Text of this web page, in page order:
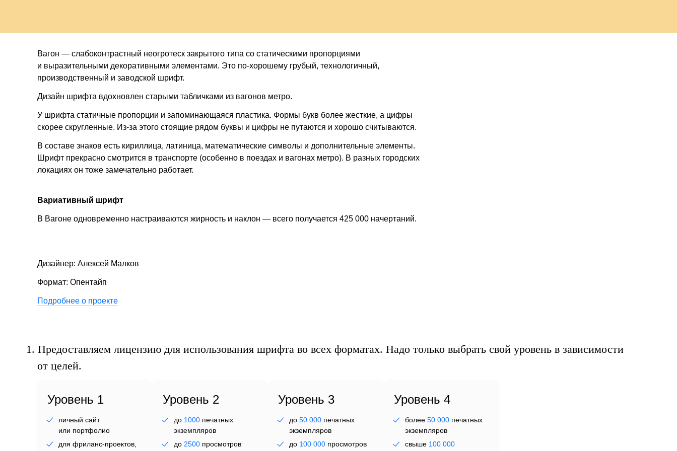
мягких
Вагон — слабоконтрастный неогротеск закрытого типа со статическими пропорциями
и выразительными декоративными элементами. Это по-хорошему грубый, технологичный,
производственный и заводской шрифт.
Дизайн шрифта вдохновлен старыми табличками из вагонов метро.
У шрифта статичные пропорции и запоминающаяся пластика. Формы букв более жесткие, а цифры
скорее скругленные. Из-за этого стоящие рядом буквы и цифры не путаются и хорошо считываются.
В составе знаков есть кириллица, латиница, математические символы и дополнительные элементы.
Шрифт прекрасно смотрится в транспорте (особенно в поездах и вагонах метро). В разных городских
локациях он тоже замечательно работает.
Вариативный шрифт
В Вагоне одновременно настраиваются жирность и наклон — всего получается 425 000 начертаний.
Дизайнер: Алексей Малков
Формат: Опентайп
Подробнее о проекте
1. Предоставляем лицензию для использования шрифта во всех форматах. Надо только выбрать свой уровень в зависимости
от целей.
Уровень 1
личный сайт
или портфолио
для фриланс-проектов,
Уровень 2
до 1000 печатных
экземпляров
до2500 просмотров
Уровень 3
до50 000 печатных
экземпляров
до 100 000 просмотров
Уровень 4
более 50 000печатных
экземпляров
свыше 100 000